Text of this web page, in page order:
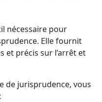
nécessaire pour
Elle fournit
et précis sur l’arrêt et
de jurisprudence, vous